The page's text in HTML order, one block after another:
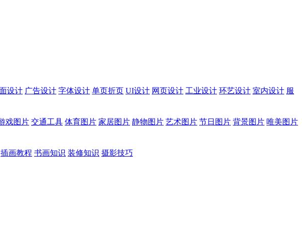
设计 广告设计 字体设计 单页折页 UI设计 网页设计 工业设计 环艺设计 室内设计 服
戏图片 交通工具 体育图片 家居图片 静物图片 艺术图片 节日图片 背景图片 唯美图片
插画教程 书画知识 装修知识 摄影技巧